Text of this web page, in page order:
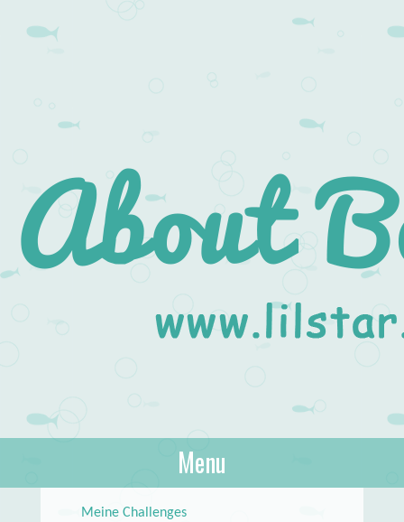
About Books
lilstar.de
Menu
Meine Challenges